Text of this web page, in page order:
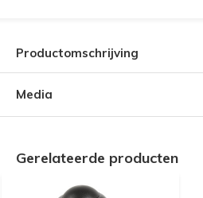
Productomschrijving
Media
Gerelateerde producten